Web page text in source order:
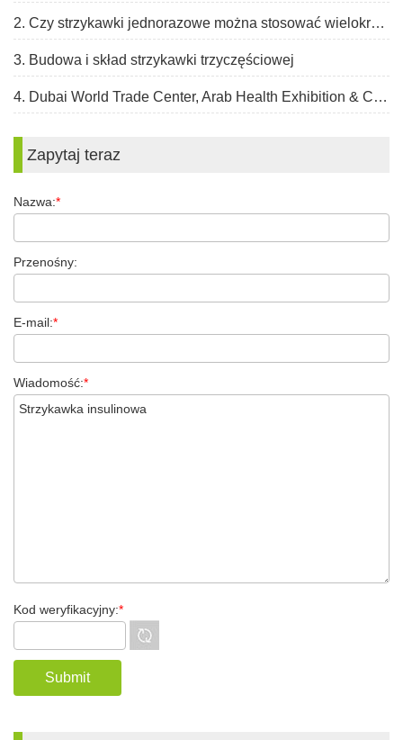
2. Czy strzykawki jednorazowe można stosować wielokrotnie?
3. Budowa i skład strzykawki trzyczęściowej
4. Dubai World Trade Center, Arab Health Exhibition & Congress, 30 stycznia – 2 lutego 2023 r.
Zapytaj teraz
Nazwa:*
Przenośny:
E-mail:*
Wiadomość:*
Kod weryfikacyjny:*